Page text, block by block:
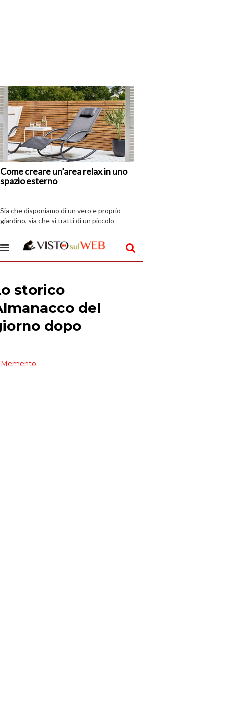
Come creare un’area relax in uno
spazio esterno
di
I
Vespri
Sia che disponiamo di un vero e proprio
giardino, sia che si tratti di un piccolo